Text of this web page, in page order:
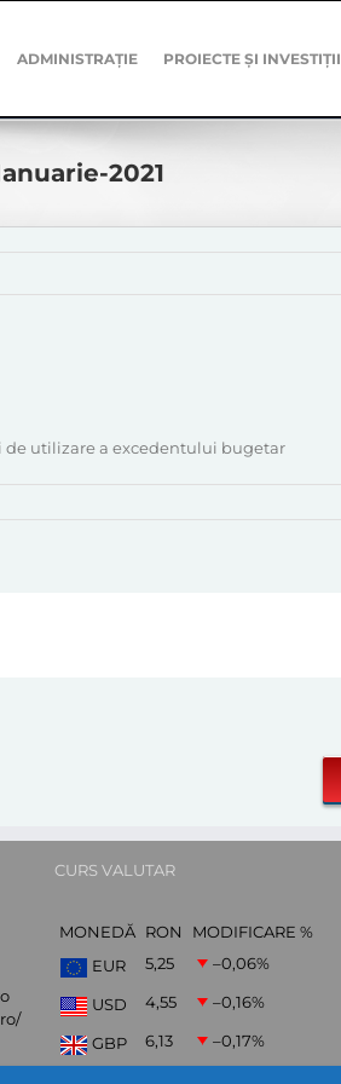
ADMINISTRAȚIE PROIECTE ȘI INVESTIȚII
2021
utilizare a excedentului bugetar
CURS VALUTAR
MONEDĂ RON
MODIFICARE %
EUR
5,25 –0,06%
USD 4,55 –0,16%
GBP 6,13 –0,17%